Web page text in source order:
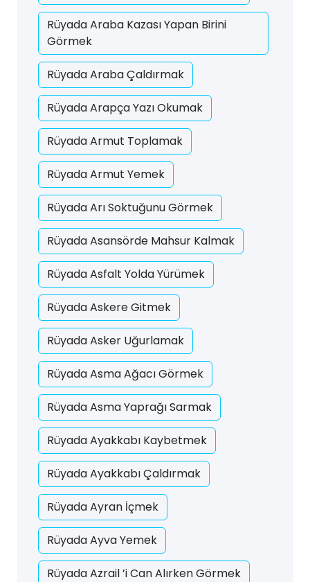
Rüyada Araba Kazası Yapan Birini
Görmek
Rüyada Araba Çaldırmak
Rüyada Arapça Yazı Okumak
Rüyada Armut Toplamak
Rüyada Armut Yemek
Rüyada Arı Soktuğunu Görmek
Rüyada Asansörde Mahsur Kalmak
Rüyada Asfalt Yolda Yürümek
Rüyada Askere Gitmek
Rüyada Asker Uğurlamak
Rüyada Asma Ağacı Görmek
Rüyada Asma Yaprağı Sarmak
Rüyada Ayakkabı Kaybetmek
Rüyada Ayakkabı Çaldırmak
Rüyada Ayran İçmek
Rüyada Ayva Yemek
Rüyada Azrail ’i Can Alırken Görmek